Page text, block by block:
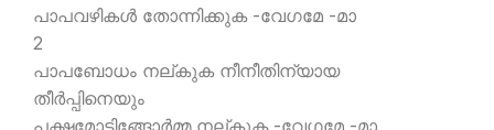
പാപവഴികള്‍ തോന്നിക്കുക -വേഗമേ -മാ
2
പാപബോധം നല്കുക നീനീതിന്യായ
തീര്‍പ്പിനെയും
പക്ഷമോടിങ്ങോര്‍മ്മ നല്കുക -വേഗമേ -മാ